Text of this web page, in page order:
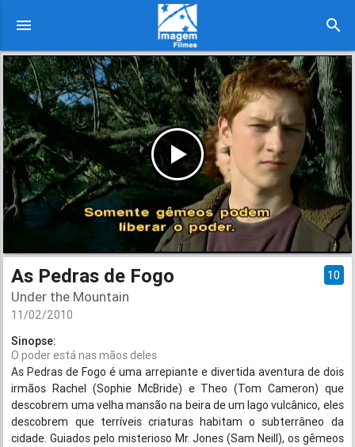
menu search
As Pedras de Fogo 10
Under the Mountain
11/02/2010
Sinopse:
O poder está nas mãos deles
As Pedras de Fogo é uma arrepiante e divertida aventura de dois
irmãos Rachel (Sophie McBride) e Theo (Tom Cameron) que
descobrem uma velha mansão na beira de um lago vulcânico, eles
descobrem que terríveis criaturas habitam o subterrâneo da
cidade. Guiados pelo misterioso Mr. Jones (Sam Neill), os gêmeos